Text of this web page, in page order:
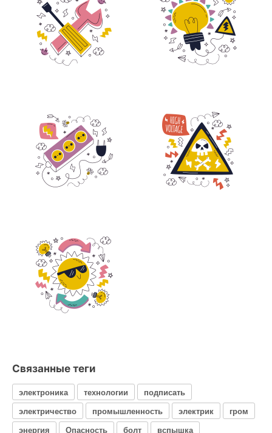
Связанные теги
электроника технологии
подписать
электричество
промышленность электрик
гром
энергия
Опасность болт вспышка